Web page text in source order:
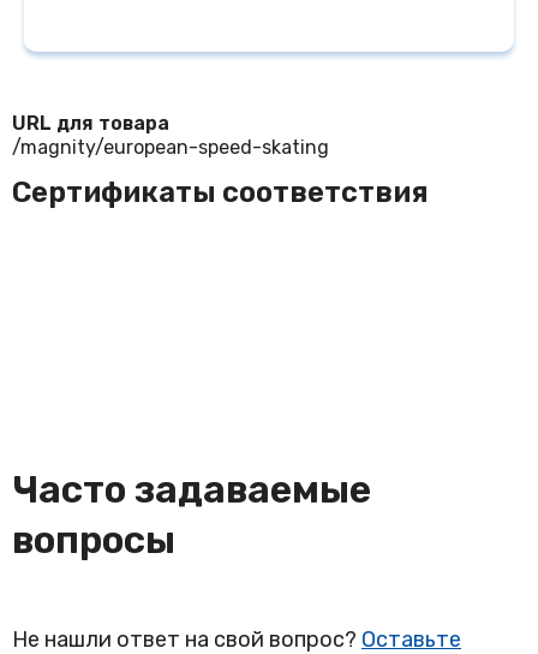
URL для товара
/magnity/european-speed-skating
Сертификаты соответствия
Часто задаваемые
вопросы
Не нашли ответ на свой вопрос? Оставьте